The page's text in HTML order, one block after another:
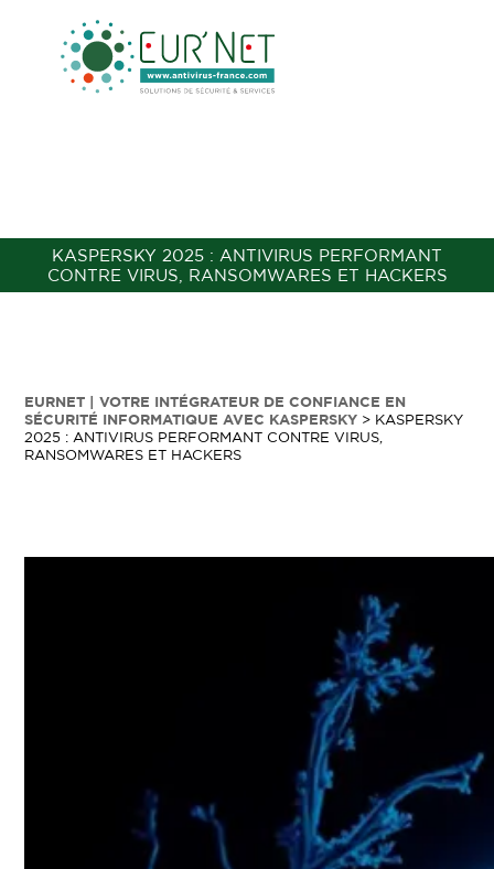
KASPERSKY 2025 : ANTIVIRUS PERFORMANT
CONTRE VIRUS, RANSOMWARES ET HACKERS
EURNET | VOTRE INTÉGRATEUR DE CONFIANCE EN
SÉCURITÉ INFORMATIQUE AVEC KASPERSKY > KASPERSKY
2025 : ANTIVIRUS PERFORMANT CONTRE VIRUS,
RANSOMWARES ET HACKERS